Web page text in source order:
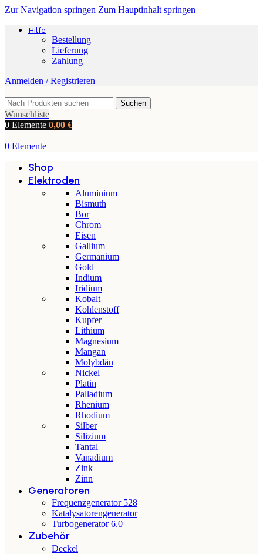
Zur Navigation springen Zum Hauptinhalt springen
Hilfe
Bestellung
Lieferung
Zahlung
Anmelden / Registrieren
Suchen
Wunschliste
0 Elemente 0,00 €
0 Elemente
Shop
Elektroden
Aluminium
Bismuth
Bor
Chrom
Eisen
Gallium
Germanium
Gold
Indium
Iridium
Kobalt
Kohlenstoff
Kupfer
Lithium
Magnesium
Mangan
Molybdän
Nickel
Platin
Palladium
Rhenium
Rhodium
Silber
Silizium
Tantal
Vanadium
Zink
Zinn
Generatoren
Frequenzgenerator 528
Katalysatorengenerator
Turbogenerator 6.0
Zubehör
Deckel